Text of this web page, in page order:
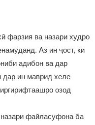
фарзия ва назари худро
Аз ин ҷост, ки
адибон ва дар
ин маврид хеле
озод
файласуфона ба